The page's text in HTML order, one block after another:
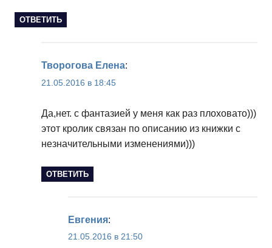
ОТВЕТИТЬ
Творогова Елена:
21.05.2016 в 18:45
Да,нет. с фантазией у меня как раз плоховато)))
этот кролик связан по описанию из книжки с
незначительными изменениями)))
ОТВЕТИТЬ
Евгения:
21.05.2016 в 21:50